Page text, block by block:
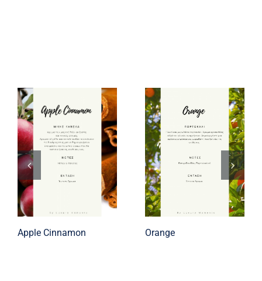
Apple Cinnamon Orange